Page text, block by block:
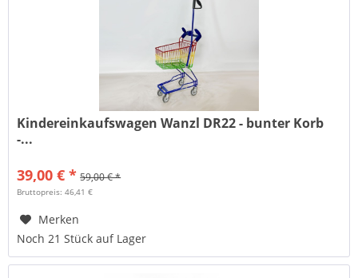
Kindereinkaufswagen Wanzl DR22 - bunter Korb
-...
39,00 € * 59,00 € *
Bruttopreis: 46,41 €
Merken
Noch 21 Stück auf Lager